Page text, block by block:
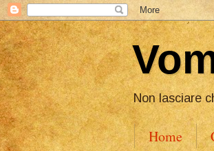
Non lasciare
Home